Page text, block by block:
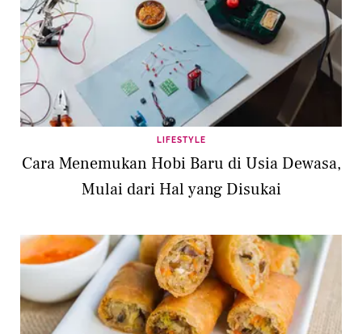
LIFESTYLE
Cara Menemukan Hobi Baru di Usia Dewasa,
Mulai dari Hal yang Disukai